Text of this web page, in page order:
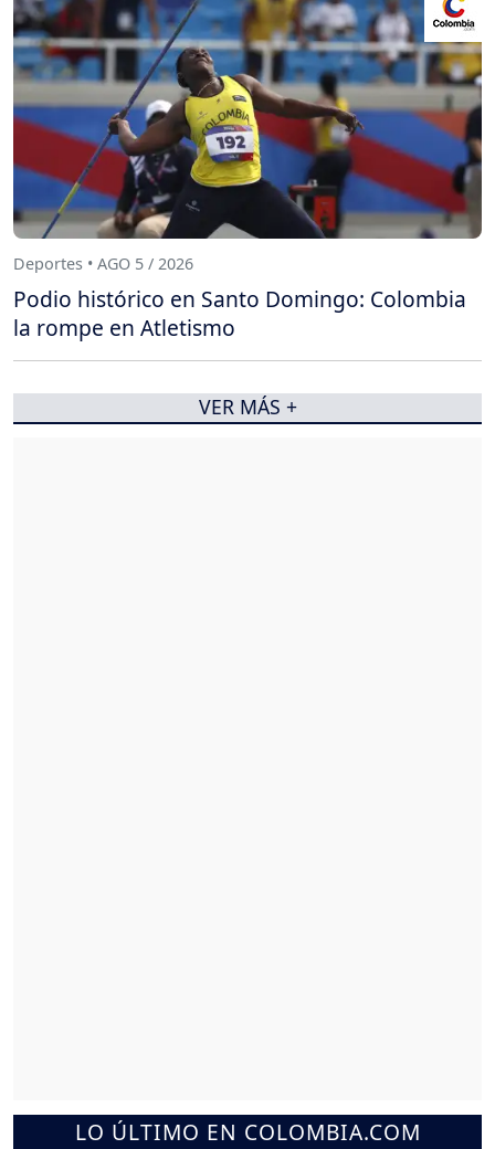
LO ÚLTIMO EN COLOMBIA.COM
Deportes • AGO 5 / 2026
Podio histórico en Santo Domingo: Colombia
la rompe en Atletismo
VER MÁS +